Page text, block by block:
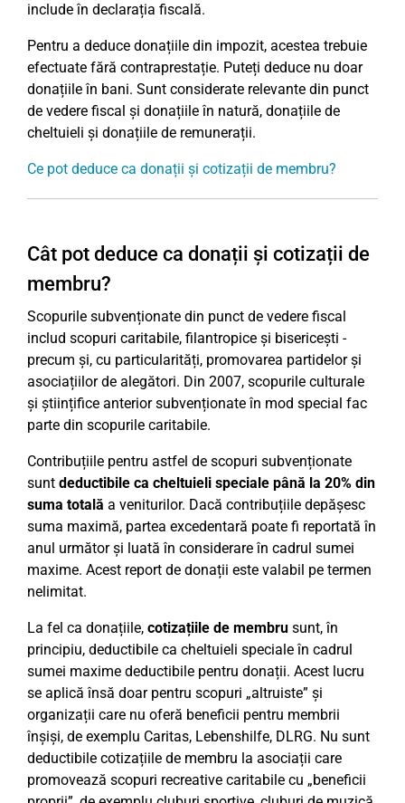
include în declarația fiscală.
Pentru a deduce donațiile din impozit, acestea trebuie
efectuate fără contraprestație. Puteți deduce nu doar
donațiile în bani. Sunt considerate relevante din punct
de vedere fiscal și donațiile în natură, donațiile de
cheltuieli și donațiile de remunerații.
Ce pot deduce ca donații și cotizații de membru?
Cât pot deduce ca donații și cotizații de
membru?
Scopurile subvenționate din punct de vedere fiscal
includ scopuri caritabile, filantropice și bisericești -
precum și, cu particularități, promovarea partidelor și
asociațiilor de alegători. Din 2007, scopurile culturale
și științifice anterior subvenționate în mod special fac
parte din scopurile caritabile.
Contribuțiile pentru astfel de scopuri subvenționate
sunt deductibile ca cheltuieli speciale până la 20% din
suma totală a veniturilor. Dacă contribuțiile depășesc
suma maximă, partea excedentară poate fi reportată în
anul următor și luată în considerare în cadrul sumei
maxime. Acest report de donații este valabil pe termen
nelimitat.
La fel ca donațiile, cotizațiile de membru sunt, în
principiu, deductibile ca cheltuieli speciale în cadrul
sumei maxime deductibile pentru donații. Acest lucru
se aplică însă doar pentru scopuri „altruiste” și
organizații care nu oferă beneficii pentru membrii
înșiși, de exemplu Caritas, Lebenshilfe, DLRG. Nu sunt
deductibile cotizațiile de membru la asociații care
promovează scopuri recreative caritabile cu „beneficii